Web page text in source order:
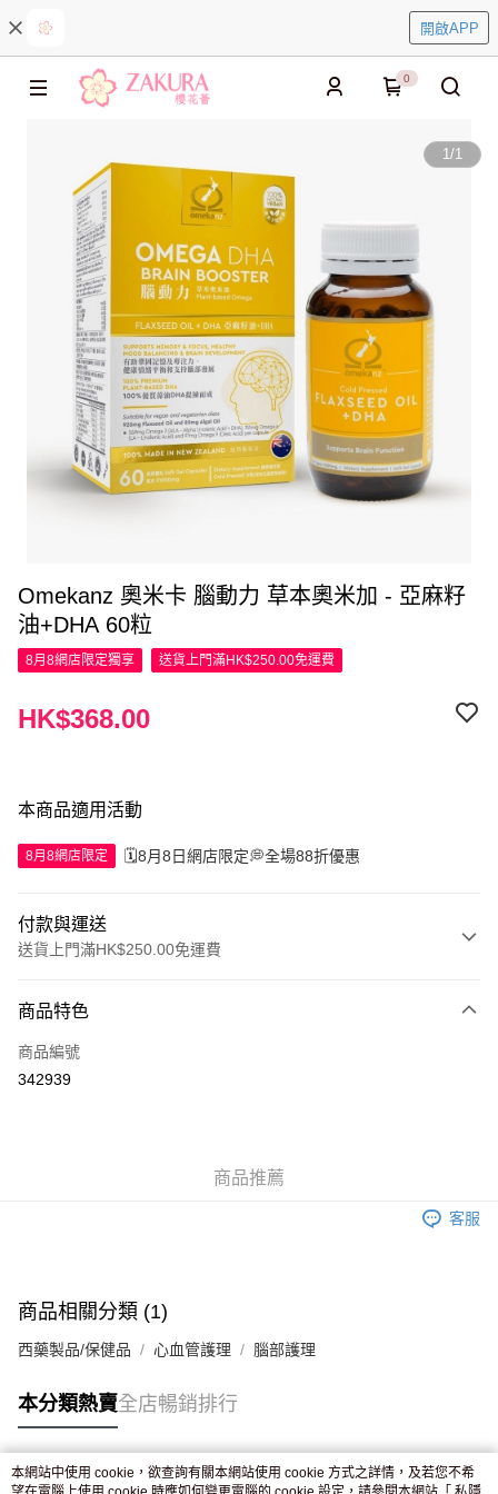
開啟APP
0
1/1
Omekanz 奧米卡 腦動力 草本奧米加 - 亞麻籽
油+DHA 60粒
8月8網店限定獨享 送貨上門滿HK$250.00免運費
HK$368.00
本商品適用活動
8月8網店限定 🗓️8月8日網店限定💭全場88折優惠
付款與運送
送貨上門滿HK$250.00免運費
信用卡
Apple Pay
付款後門市自取，訂單確認後2-4個工作天到店，7天內取。逾期後
商品特色
商品編號
342939
商品推薦
客服
商品相關分類 (1)
西藥製品/保健品 心血管護理 腦部護理
本分類熱賣全店暢銷排行
熱門標籤
本網站中使用 cookie，欲查詢有關本網站使用 cookie 方式之詳情，及若您不希